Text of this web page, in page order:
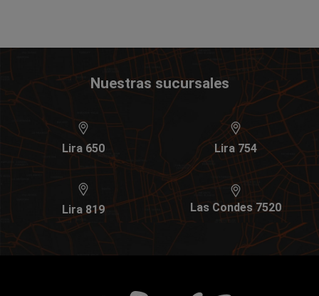
Nuestras sucursales
Lira 650 Lira 754
Lira 819 Las Condes 7520